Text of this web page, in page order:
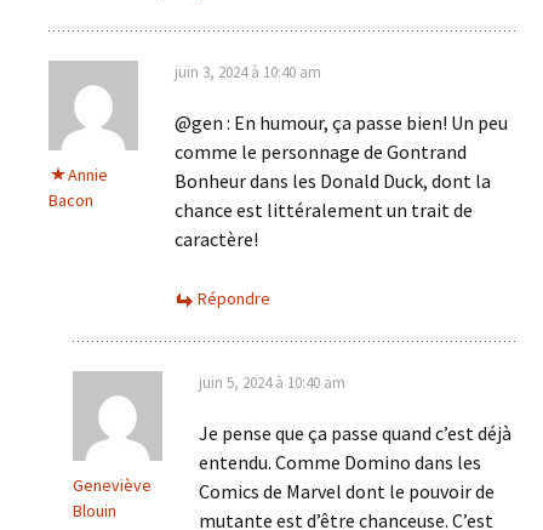
Annie
Bacon
juin 3, 2024 à 10:40 am
@gen : En humour, ça passe bien! Un peu
comme le personnage de Gontrand
Bonheur dans les Donald Duck, dont la
chance est littéralement un trait de
caractère!
Répondre
Geneviève
Blouin
juin 5, 2024 à 10:40 am
Je pense que ça passe quand c’est déjà
entendu. Comme Domino dans les
Comics de Marvel dont le pouvoir de
mutante est d’être chanceuse. C’est